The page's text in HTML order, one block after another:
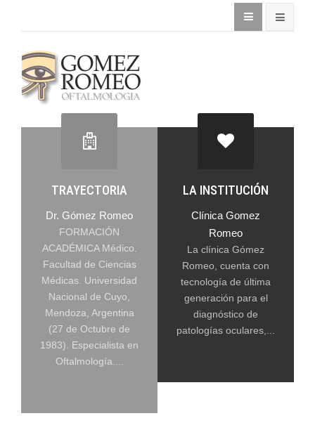
TRAYECTORIA
Dr. Gómez Romeo
FORMACIÓN
ACADÉMICA Médico.
Facultad de Ciencias
Médicas. Universidad
Nacional de Cuyo,
Mendoza, Argentina
(27 de Octubre de
1983). Especialista en
Oftalmología....
LA INSTITUCIÓN
Clínica Gomez
Romeo
La clínica Gómez
Romeo, cuenta con
tecnología de última
generación para el
diagnóstico de
patologías oculares,...